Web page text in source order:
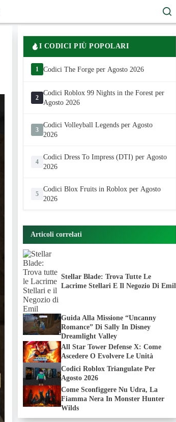
I CODICI PIÙ POPOLARI
1 Codici The Forge per Agosto 2026
2
Codici Roblox 99 Nights in the Forest per
Agosto 2026
3
Codici Volleyball Legends per Agosto
2026
4
Codici Dress To Impress (DTI) per Agosto
2026
5
Codici Blox Fruits in Roblox per Agosto
2026
Articoli correlati
Stellar Blade: Trova Tutte Le
Lacrime Stellari E Il Negozio Di Emil
Guida Alla Missione “Uncanny
Romance” Di Sally In Disney
Dreamlight Valley
All Star Tower Defense X: Come
Ascedere O Evolvere Le Unità
Codici Roblox Triangulate Per
Agosto 2026
Come Sconfiggere Nu Udra, La
Fiamma Nera In Monster Hunter
Wilds